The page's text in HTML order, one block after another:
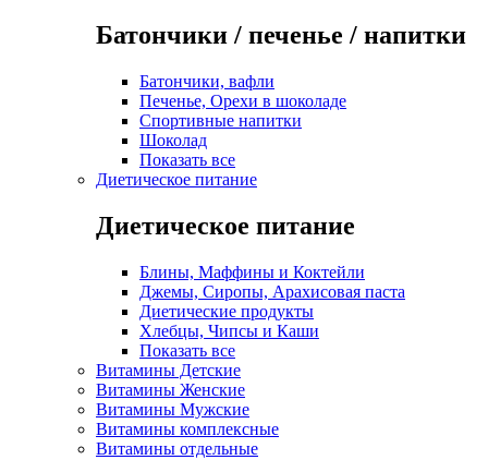
Батончики / печенье / напитки
Батончики, вафли
Печенье, Орехи в шоколаде
Спортивные напитки
Шоколад
Показать все
Диетическое питание
Диетическое питание
Блины, Маффины и Коктейли
Джемы, Сиропы, Арахисовая паста
Диетические продукты
Хлебцы, Чипсы и Каши
Показать все
Витамины Детские
Витамины Женские
Витамины Мужские
Витамины комплексные
Витамины отдельные